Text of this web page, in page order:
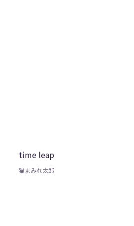
time leap
猫まみれ太郎